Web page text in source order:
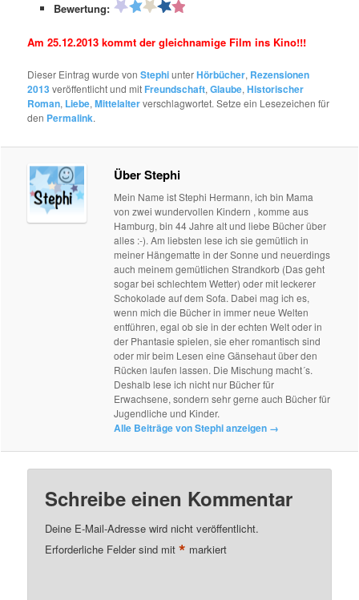
Bewertung:
Am 25.12.2013 kommt der gleichnamige Film ins Kino!!!
Dieser Eintrag wurde vonStephiunterHörbücher, Rezensionen
2013 veröffentlicht und mit Freundschaft,Glaube,Historischer
Roman, Liebe,Mittelalterverschlagwortet. Setze ein Lesezeichen für
den Permalink.
Über Stephi
Mein Name ist Stephi Hermann, ich bin Mama
von zwei wundervollen Kindern , komme aus
Hamburg, bin 44 Jahre alt und liebe Bücher über
alles :-). Am liebsten lese ich sie gemütlich in
meiner Hängematte in der Sonne und neuerdings
auch meinem gemütlichen Strandkorb (Das geht
sogar bei schlechtem Wetter) oder mit leckerer
Schokolade auf dem Sofa. Dabei mag ich es,
wenn mich die Bücher in immer neue Welten
entführen, egal ob sie in der echten Welt oder in
der Phantasie spielen, sie eher romantisch sind
oder mir beim Lesen eine Gänsehaut über den
Rücken laufen lassen. Die Mischung macht´s.
Deshalb lese ich nicht nur Bücher für
Erwachsene, sondern sehr gerne auch Bücher für
Jugendliche und Kinder.
Alle Beiträge von Stephi anzeigen →
Schreibe einen Kommentar
Deine E-Mail-Adresse wird nicht veröffentlicht.
Erforderliche Felder sind mit* markiert